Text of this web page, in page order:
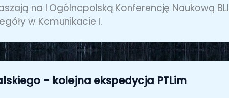
na I Ogólnopolską Konferencję Naukową
w Komunikacie I.
– kolejna ekspedycja PTLim